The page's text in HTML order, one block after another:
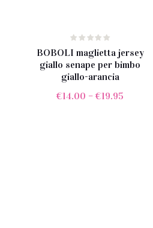
BOBOLI maglietta jersey
giallo senape per bimbo
giallo-arancia
€14.00 –€19.95